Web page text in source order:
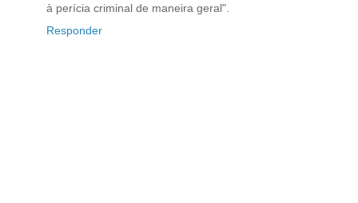
à perícia criminal de maneira geral".
Responder